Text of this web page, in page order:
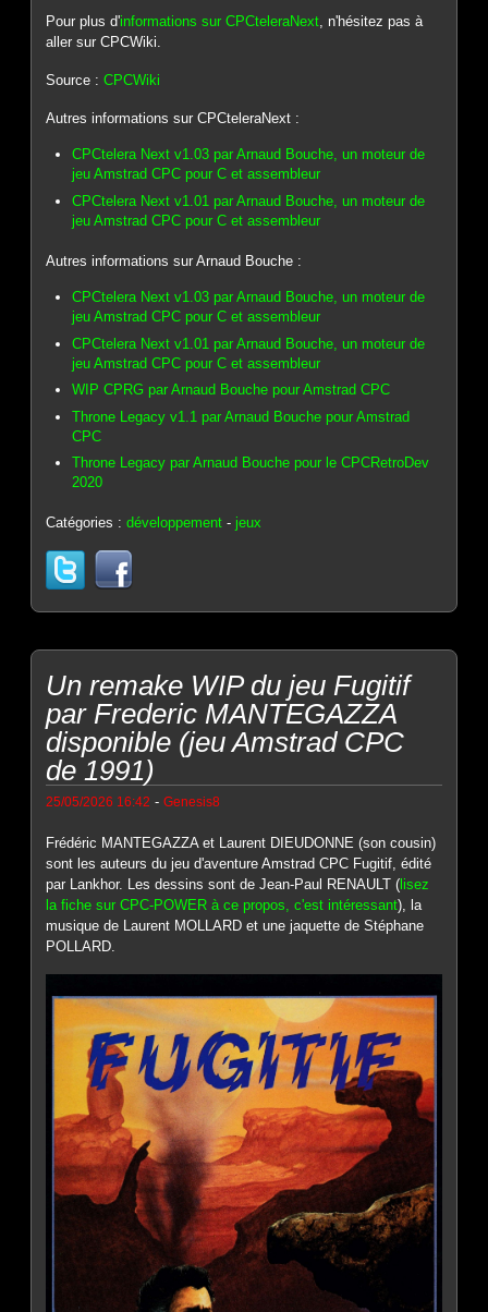
Pour plus d'informations sur CPCteleraNext, n'hésitez pas à
aller sur CPCWiki.
Source :CPCWiki
Autres informations sur CPCteleraNext :
CPCtelera Next v1.03 par Arnaud Bouche, un moteur de
jeu Amstrad CPC pour C et assembleur
CPCtelera Next v1.01 par Arnaud Bouche, un moteur de
jeu Amstrad CPC pour C et assembleur
Autres informations sur Arnaud Bouche :
CPCtelera Next v1.03 par Arnaud Bouche, un moteur de
jeu Amstrad CPC pour C et assembleur
CPCtelera Next v1.01 par Arnaud Bouche, un moteur de
jeu Amstrad CPC pour C et assembleur
WIP CPRG par Arnaud Bouche pour Amstrad CPC
Throne Legacy v1.1 par Arnaud Bouche pour Amstrad
CPC
Throne Legacy par Arnaud Bouche pour le CPCRetroDev
2020
Catégories :développement -jeux
Un remake WIP du jeu Fugitif
par Frederic MANTEGAZZA
disponible (jeu Amstrad CPC
de 1991)
25/05/2026 16:42 -Genesis8
Frédéric MANTEGAZZA et Laurent DIEUDONNE (son cousin)
sont les auteurs du jeu d'aventure Amstrad CPC Fugitif, édité
par Lankhor. Les dessins sont de Jean-Paul RENAULT ( lisez
la fiche sur CPC-POWER à ce propos, c'est intéressant), la
musique de Laurent MOLLARD et une jaquette de Stéphane
POLLARD.